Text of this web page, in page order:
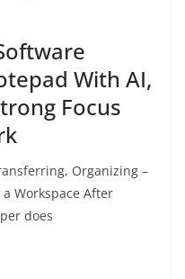
With AI,
Focus
Organizing –
Workspace After
does